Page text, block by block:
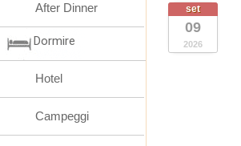
set
09
2026
After Dinner
Dormire
Hotel
Campeggi